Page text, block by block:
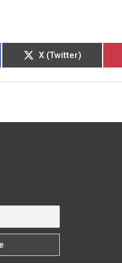
Compartir
en
X (Twitter)